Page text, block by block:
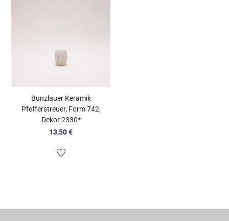
Bunzlauer Keramik
Pfefferstreuer, Form 742,
Dekor 2330*
13,50€